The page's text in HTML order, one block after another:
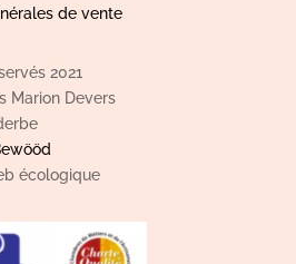
de vente
2021
Marion Devers
écologique